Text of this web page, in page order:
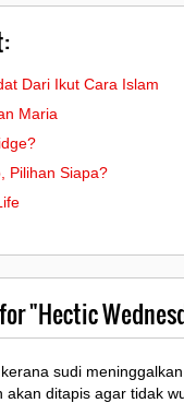
Dari Ikut Cara Islam
Maria
Pilihan Siapa?
"Hectic
sudi meninggalkan
akan ditapis agar tidak